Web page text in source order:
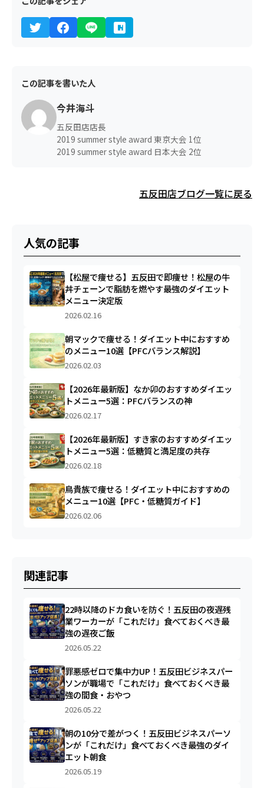
この記事を書いた人
今井海斗
五反田店店長
2019 summer style award 東京大会 1位
2019 summer style award 日本大会 2位
五反田店ブログ一覧に戻る
人気の記事
【松屋で痩せる】五反田で即痩せ！松屋の牛
丼チェーンで脂肪を燃やす最強のダイエット
メニュー決定版
2026.02.16
朝マックで痩せる！ダイエット中におすすめ
のメニュー10選【PFCバランス解説】
2026.02.03
【2026年最新版】なか卯のおすすめダイエッ
トメニュー5選：PFCバランスの神
2026.02.17
【2026年最新版】すき家のおすすめダイエッ
トメニュー5選：低糖質と満足度の共存
2026.02.18
鳥貴族で痩せる！ダイエット中におすすめの
メニュー10選【PFC・低糖質ガイド】
2026.02.06
関連記事
22時以降のドカ食いを防ぐ！五反田の夜遅残
業ワーカーが「これだけ」食べておくべき最
強の遅夜ご飯
2026.05.22
罪悪感ゼロで集中力UP！五反田ビジネスパー
ソンが職場で「これだけ」食べておくべき最
強の間食・おやつ
2026.05.22
朝の10分で差がつく！五反田ビジネスパーソ
ンが「これだけ」食べておくべき最強のダイ
エット朝食
2026.05.19